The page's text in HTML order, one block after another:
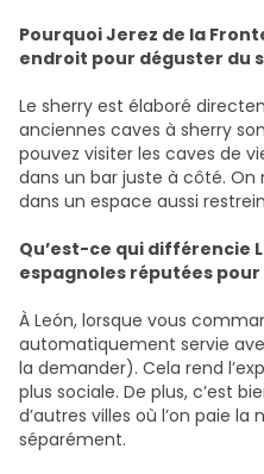
Pourquoi Jerez de la
endroit pour déguster du
Le sherry est élaboré
anciennes caves à sherry
pouvez visiter les caves de
dans un bar juste à côté.
dans un espace aussi
Qu’est-ce qui différencie
espagnoles réputées
À León, lorsque vous
automatiquement servie
la demander). Cela rend
plus sociale. De plus, c’est
d’autres villes où l’on paie
séparément.